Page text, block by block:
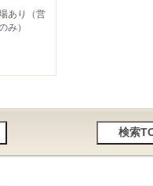
あり（営
み）